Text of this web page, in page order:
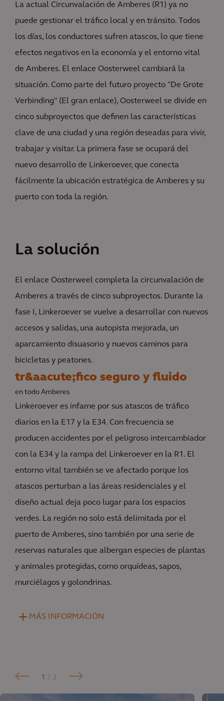
La actual Circunvalación de Amberes (R1) ya no
puede gestionar el tráfico local y en tránsito. Todos
los días, los conductores sufren atascos, lo que tiene
efectos negativos en la economía y el entorno vital
de Amberes. El enlace Oosterweel cambiará la
situación. Como parte del futuro proyecto "De Grote
Verbinding" (El gran enlace), Oosterweel se divide en
cinco subproyectos que definen las características
clave de una ciudad y una región deseadas para vivir,
trabajar y visitar. La primera fase se ocupará del
nuevo desarrollo de Linkeroever, que conecta
fácilmente la ubicación estratégica de Amberes y su
puerto con toda la región.
La solución
El enlace Oosterweel completa la circunvalación de
Amberes a través de cinco subproyectos. Durante la
fase I, Linkeroever se vuelve a desarrollar con nuevos
accesos y salidas, una autopista mejorada, un
aparcamiento disuasorio y nuevos caminos para
bicicletas y peatones.
tr&aacute;fico seguro y fluido
en todo Amberes
Linkeroever es infame por sus atascos de tráfico
diarios en la E17 y la E34. Con frecuencia se
producen accidentes por el peligroso intercambiador
con la E34 y la rampa del Linkeroever en la R1. El
entorno vital también se ve afectado porque los
atascos perturban a las áreas residenciales y el
diseño actual deja poco lugar para los espacios
verdes. La región no solo está delimitada por el
puerto de Amberes, sino también por una serie de
reservas naturales que albergan especies de plantas
y animales protegidas, como orquídeas, sapos,
murciélagos y golondrinas.
MÁS INFORMACIÓN
1 / 3